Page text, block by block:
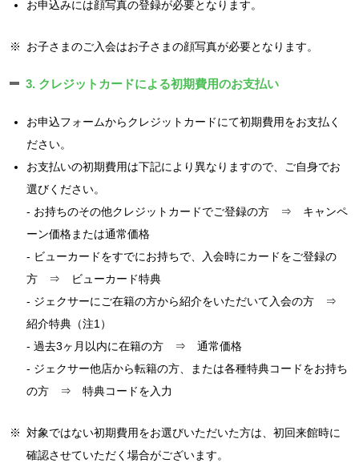
お申込みには顔写真の登録が必要となります。
※ お子さまのご入会はお子さまの顔写真が必要となります。
3. クレジットカードによる初期費用のお支払い
お申込フォームからクレジットカードにて初期費用をお支払く
ださい。
お支払いの初期費用は下記により異なりますので、ご自身でお
選びください。
- お持ちのその他クレジットカードでご登録の方 ⇒ キャンペ
ーン価格または通常価格
- ビューカードをすでにお持ちで、入会時にカードをご登録の
方 ⇒ ビューカード特典
- ジェクサーにご在籍の方から紹介をいただいて入会の方 ⇒
紹介特典（注1）
- 過去3ヶ月以内に在籍の方 ⇒ 通常価格
- ジェクサー他店から転籍の方、または各種特典コードをお持ち
の方 ⇒ 特典コードを入力
※ 対象ではない初期費用をお選びいただいた方は、初回来館時に
確認させていただく場合がございます。